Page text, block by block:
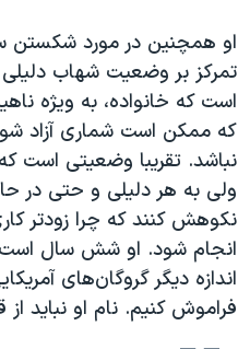
او همچنین در مورد شکستن
تمرکز بر وضعیت شهاب
است که خانواده، به ویژه
که ممکن است شماری آزاد
ولی به هر دلیلی و حتی در
نکوهش کنند که چرا زودتر
انجام شود. او شش سال است
اندازه دیگر گروگان‌های
فراموش کنیم. نام او نباید از